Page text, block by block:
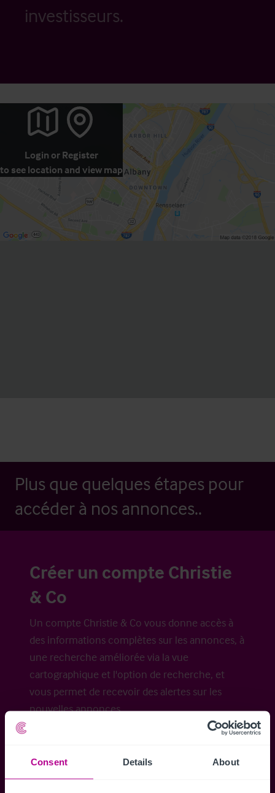
Consent Details About
investisseurs.
Login or Register
to see location and view map
Plus que quelques étapes pour
accéder à nos annonces..
Créer un compte Christie
& Co
Un compte Christie & Co vous donne accès à
des informations complètes sur les annonces, à
une recherche améliorée via la vue
cartographique et l'option de recherche, et
vous permet de recevoir des alertes sur les
nouvelles annonces.
Accéder à tous les détails